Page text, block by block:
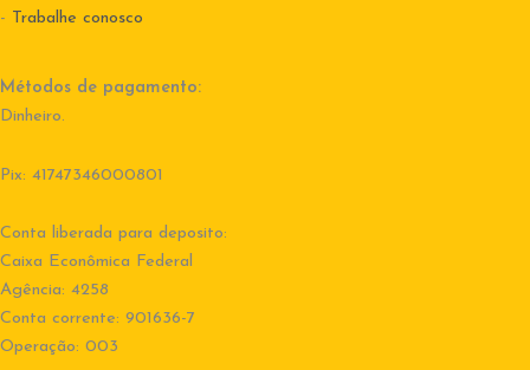
- Trabalhe conosco
Métodos de pagamento:
Dinheiro.
Pix: 41747346000801
Conta liberada para deposito:
Caixa Econômica Federal
Agência: 4258
Conta corrente: 901636-7
Operação: 003